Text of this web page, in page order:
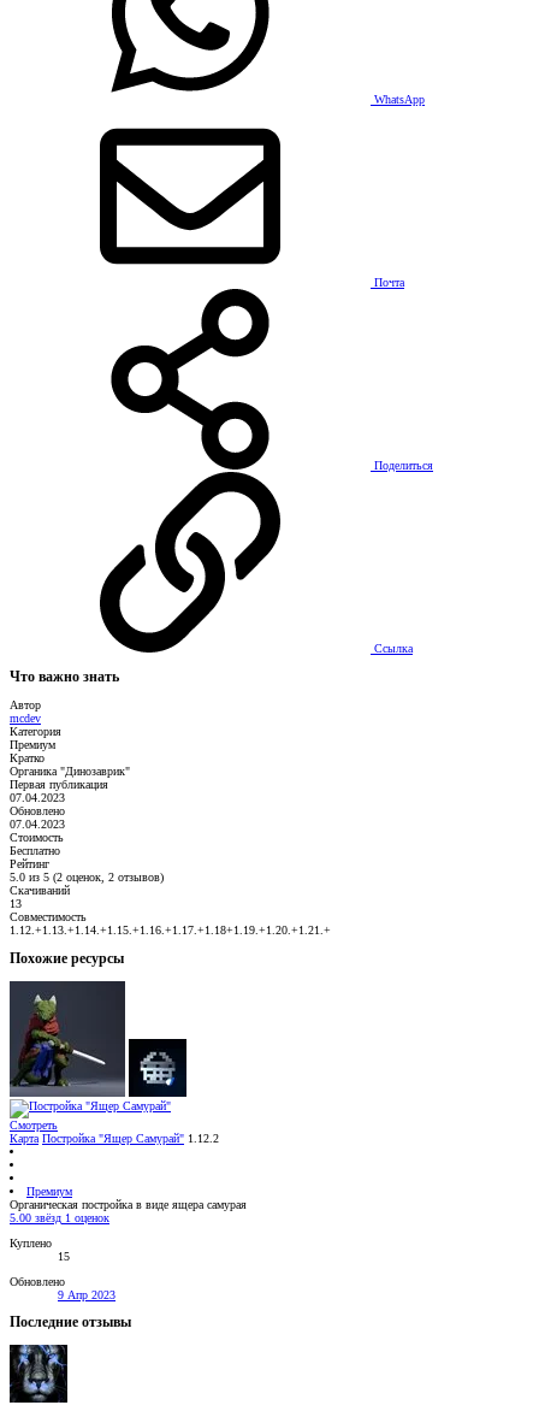
WhatsApp
Почта
Поделиться
Ссылка
Что важно знать
Автор
mcdev
Категория
Премиум
Кратко
Органика "Динозаврик"
Первая публикация
07.04.2023
Обновлено
07.04.2023
Стоимость
Бесплатно
Рейтинг
5.0 из 5 (2 оценок, 2 отзывов)
Скачиваний
13
Совместимость
1.12.+1.13.+1.14.+1.15.+1.16.+1.17.+1.18+1.19.+1.20.+1.21.+
Похожие ресурсы
Смотреть
Карта Постройка "Ящер Самурай" 1.12.2
Премиум
Органическая постройка в виде ящера самурая
5.00 звёзд 1 оценок
Куплено
15
Обновлено
9 Апр 2023
Последние отзывы